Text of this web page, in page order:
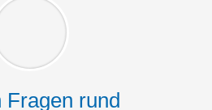
Fragen rund